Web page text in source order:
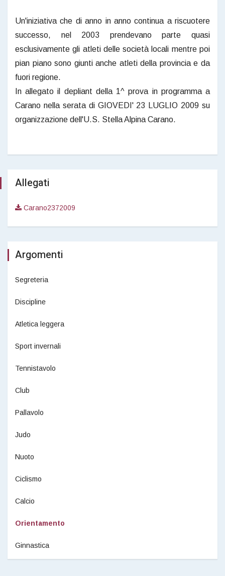
Un'iniziativa che di anno in anno continua a riscuotere
successo, nel 2003 prendevano parte quasi
esclusivamente gli atleti delle società locali mentre poi
pian piano sono giunti anche atleti della provincia e da
fuori regione.
In allegato il depliant della 1^ prova in programma a
Carano nella serata di GIOVEDI' 23 LUGLIO 2009 su
organizzazione dell'U.S. Stella Alpina Carano.
Allegati
Carano2372009
Argomenti
Segreteria
Discipline
Atletica leggera
Sport invernali
Tennistavolo
Club
Pallavolo
Judo
Nuoto
Ciclismo
Calcio
Orientamento
Ginnastica